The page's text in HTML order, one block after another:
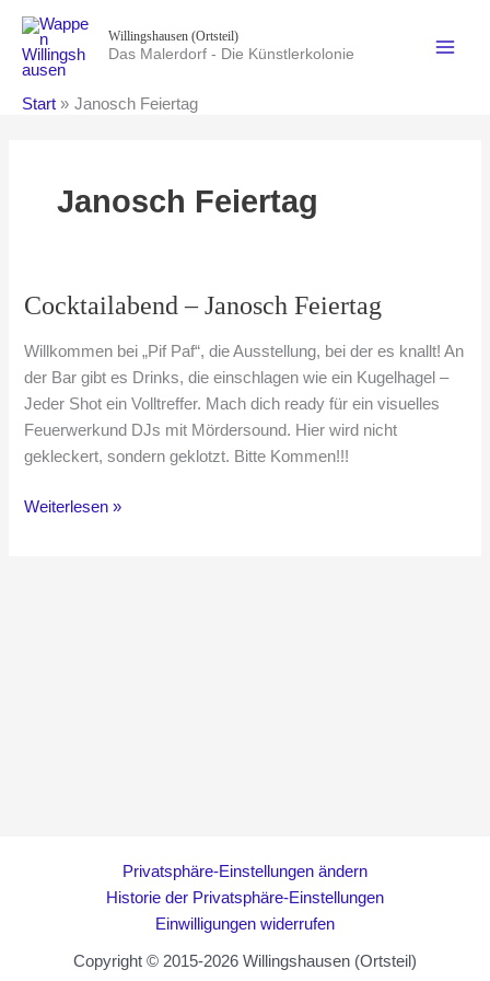
Inhalt
springen
Willingshausen (Ortsteil)
Das Malerdorf - Die Künstlerkolonie
Start Janosch Feiertag
Janosch Feiertag
Cocktailabend – Janosch Feiertag
Willkommen bei „Pif Paf“, die Ausstellung, bei der es knallt! An
der Bar gibt es Drinks, die einschlagen wie ein Kugelhagel –
Jeder Shot ein Volltreffer. Mach dich ready für ein visuelles
Feuerwerkund DJs mit Mördersound. Hier wird nicht
gekleckert, sondern geklotzt. Bitte Kommen!!!
Cocktailabend
Weiterlesen »
Privatsphäre-Einstellungen ändern
Historie der Privatsphäre-Einstellungen
Einwilligungen widerrufen
Copyright © 2015-2026 Willingshausen (Ortsteil)